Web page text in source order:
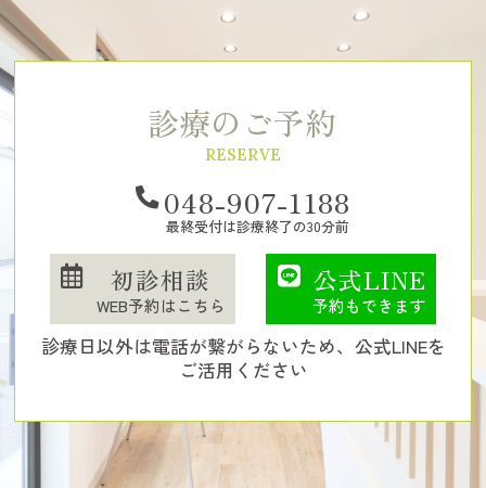
診療のご予約
RESERVE
048-907-1188
最終受付は診療終了の30分前
初診相談
WEB予約はこちら
公式LINE
予約もできます
診療日以外は電話が繋がらないため、公式LINEを
ご活用ください